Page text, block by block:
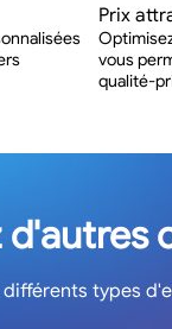
Prix
vous
qualité-
types